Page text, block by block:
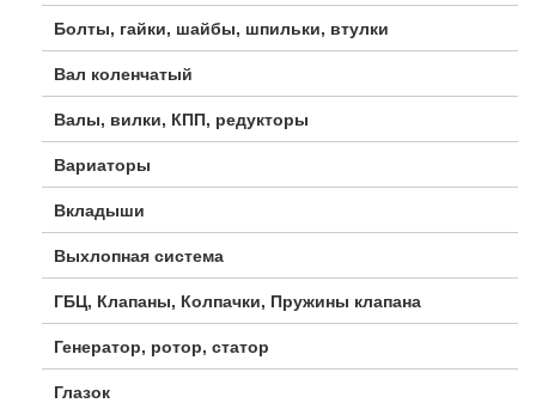
Болты, гайки, шайбы, шпильки, втулки
Вал коленчатый
Валы, вилки, КПП, редукторы
Вариаторы
Вкладыши
Выхлопная система
ГБЦ, Клапаны, Колпачки, Пружины клапана
Генератор, ротор, статор
Глазок